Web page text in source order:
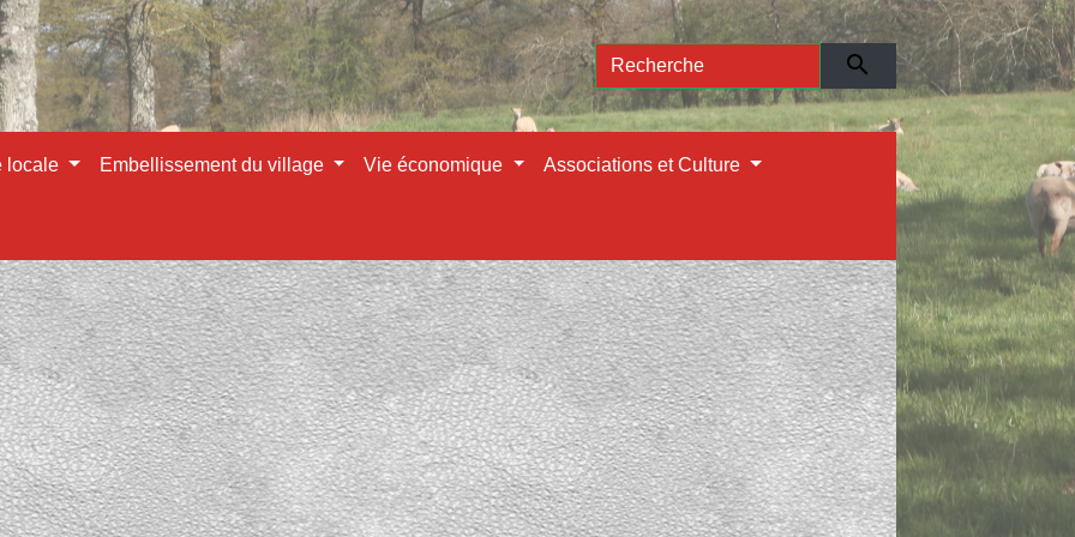
search
locale Embellissement du village Vie économique Associations et Culture